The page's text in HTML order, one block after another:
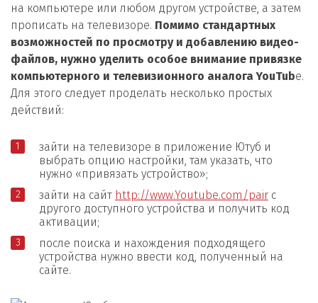
на компьютере или любом другом устройстве, а затем
прописать на телевизоре. Помимо стандартных
возможностей по просмотру и добавлению видео-
файлов, нужно уделить особое внимание привязке
компьютерного и телевизионного аналога YouTube.
Для этого следует проделать несколько простых
действий:
зайти на телевизоре в приложение Ютуб и
выбрать опцию настройки, там указать, что
нужно «привязать устройство»;
зайти на сайт http://www.Youtube.com/pair с
другого доступного устройства и получить код
активации;
после поиска и нахождения подходящего
устройства нужно ввести код, полученный на
сайте.